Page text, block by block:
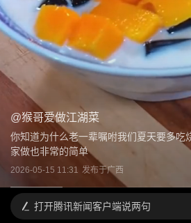
@猴哥爱做江湖菜
你知道为什么老一辈嘱咐我们夏天要多吃
家做也非常的简单
2026-05-15 11:31 发布于广西
打开腾讯新闻客户端说两句